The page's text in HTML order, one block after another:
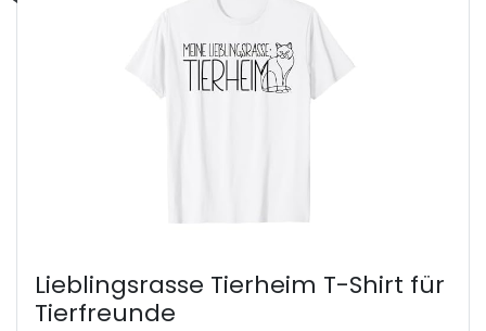
Lieblingsrasse Tierheim T-Shirt für
Tierfreunde